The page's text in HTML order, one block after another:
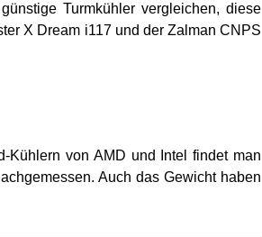
Turmkühler vergleichen, diese
X Dream i117 und der Zalman CNPS
Kühlern von AMD und Intel findet man
Auch das Gewicht haben